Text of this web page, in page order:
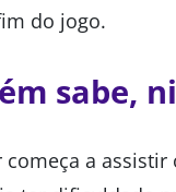
do jogo.
sabe,
começa a